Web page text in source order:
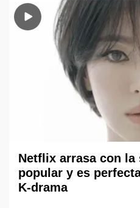
Netflix arrasa con la
popular y es
K-drama